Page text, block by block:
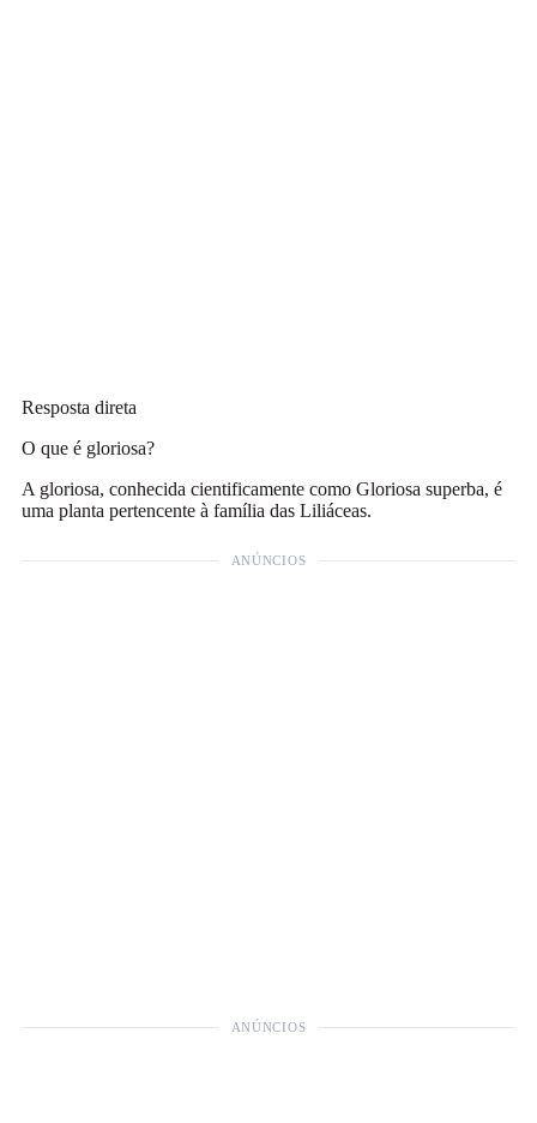
Resposta direta
O que é gloriosa?
A gloriosa, conhecida cientificamente como Gloriosa superba, é
uma planta pertencente à família das Liliáceas.
ANÚNCIOS
ANÚNCIOS